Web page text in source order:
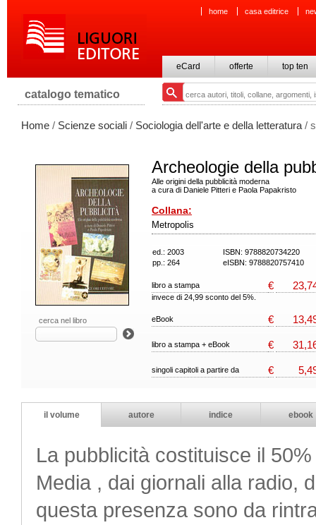
home casa editrice
eCard offerte top ten
catalogo tematico
Home / Scienze sociali / Sociologia dell'arte e della letteratura /
cerca nel libro
Archeologie della
Alle origini della pubblicità moderna
a cura di Daniele Pitteri e Paola Papakristo
Collana:
Metropolis
ed.: 2003
ISBN: 9788820734220
pp.: 264
eISBN: 9788820757410
libro a stampa €
invece di 24,99 sconto del 5%.
eBook €
libro a stampa + eBook €
singoli capitoli a partire da €
il volume autore indice ebook
La pubblicità costituisce il
Media , dai giornali alla radio,
questa presenza sono da